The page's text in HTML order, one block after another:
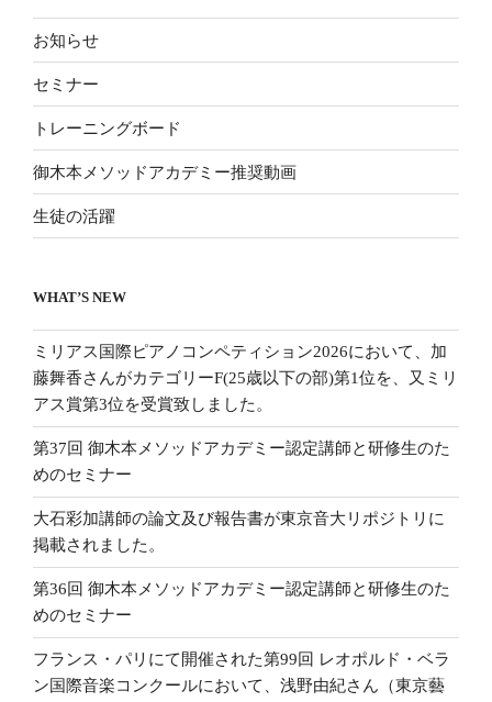
お知らせ
セミナー
トレーニングボード
御木本メソッドアカデミー推奨動画
生徒の活躍
WHAT’S NEW
ミリアス国際ピアノコンペティション2026において、加
藤舞香さんがカテゴリーF(25歳以下の部)第1位を、又ミリ
アス賞第3位を受賞致しました。
第37回 御木本メソッドアカデミー認定講師と研修生のた
めのセミナー
大石彩加講師の論文及び報告書が東京音大リポジトリに
掲載されました。
第36回 御木本メソッドアカデミー認定講師と研修生のた
めのセミナー
フランス・パリにて開催された第99回 レオポルド・ベラ
ン国際音楽コンクールにおいて、浅野由紀さん（東京藝